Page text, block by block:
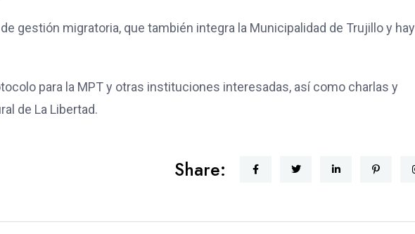
gestión migratoria, que también integra la Municipalidad de Trujillo y hay
para la MPT y otras instituciones interesadas, así como charlas y
de La Libertad.
Share: